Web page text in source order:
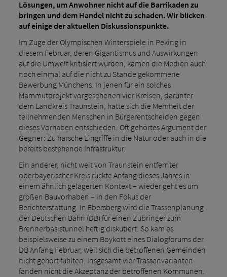
Lösungen, um Anwohner nicht auf die Barrikaden zu
bringen und dem Handel nicht zu schaden. Wir blicken
auf einige der aktuellen Diskussionspunkte.
Im Zuge der Olympischen Winterspiele in Peking in
diesem Februar, deren Gigantismus und Auswirkungen
auf die Umwelt kritisiert wurden, kamen die Medien auch
noch einmal auf die nicht zu Stande gekommene
Bewerbung Münchens. In jenen für ein solches
Mammutprojekt vorgesehenen vier Kreisen, darunter
dem Landkreis Traunstein, hatte sich die Mehrheit der
teilnehmenden Menschen in Bürgerentscheiden gegen
dieses Vorhaben entschieden. Oft gehörtes Argument der
Gegner: Zu harsche Eingriffe in die Natur oder auch in die
bereits bestehende Infrastruktur.
Ein anderer, nicht weit von Traunstein entfernter
oberbayerischer Kreis rückte Anfang dieses Jahres in
einem ähnlich gelagerten Kontext – wieder geht es um
großen Bauvorhaben – in den Fokus der
Berichterstattung. In Ebersberg wird die Trassenplanung
der Deutschen Bahn (DB) für einen Zubringer zum
Brennerbasistunnel heftig diskutiert. So kam es
beispielsweise zu einem Boykott eines Dialogforums der
DB Anfang Februar, weil sich die betroffenen Gemeinden
nicht gehört fühlten. Insgesamt vier Trassenvarianten
fanden nicht die Akzeptanz der betroffenen Kommunen.